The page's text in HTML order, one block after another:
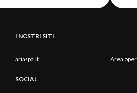
I NOSTRI SITI
ariaspa.it Area
SOCIAL